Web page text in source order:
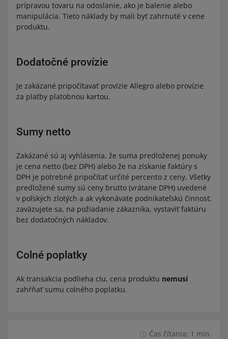
prípravou tovaru na odoslanie, ako je balenie alebo
manipulácia. Tieto náklady by mali byť zahrnuté v cene
produktu.
Dodatočné provízie
Je zakázané pripočítavať provízie Allegro alebo provízie
za platby platobnou kartou.
Sumy netto
Zakázané sú aj vyhlásenia, že suma predloženej ponuky
je cena netto (bez DPH) alebo že na získanie faktúry s
DPH je potrebné pripočítať určité percento z ceny. Všetky
predložené sumy sú ceny brutto (vrátane DPH) uvedené
v poľských zlotých a ak vykonávate podnikateľskú činnosť,
zaväzujete sa, na požiadanie zákazníka, vystaviť faktúru
bez dodatočných nákladov.
Colné poplatky
Ak transakcia podlieha clu, cena produktu nemusí
zahŕňať sumu colného poplatku.
Čas čítania: 1 min.